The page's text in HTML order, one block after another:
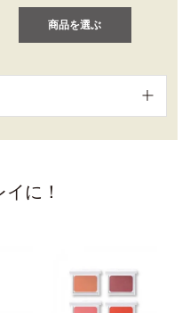
商品を選ぶ
に！